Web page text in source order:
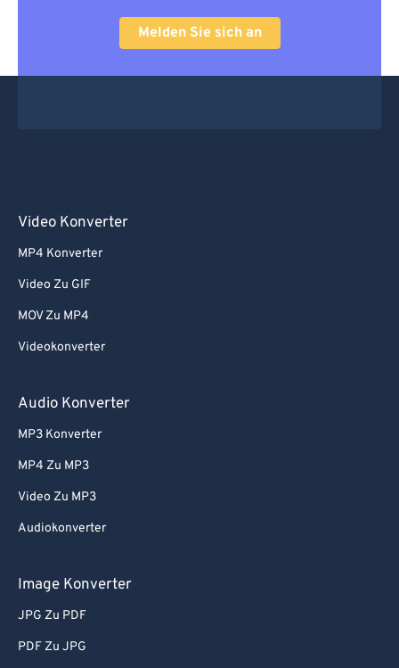
Melden Sie sich an
Video Konverter
MP4 Konverter
Video Zu GIF
MOV Zu MP4
Videokonverter
Audio Konverter
MP3 Konverter
MP4 Zu MP3
Video Zu MP3
Audiokonverter
Image Konverter
JPG Zu PDF
PDF Zu JPG